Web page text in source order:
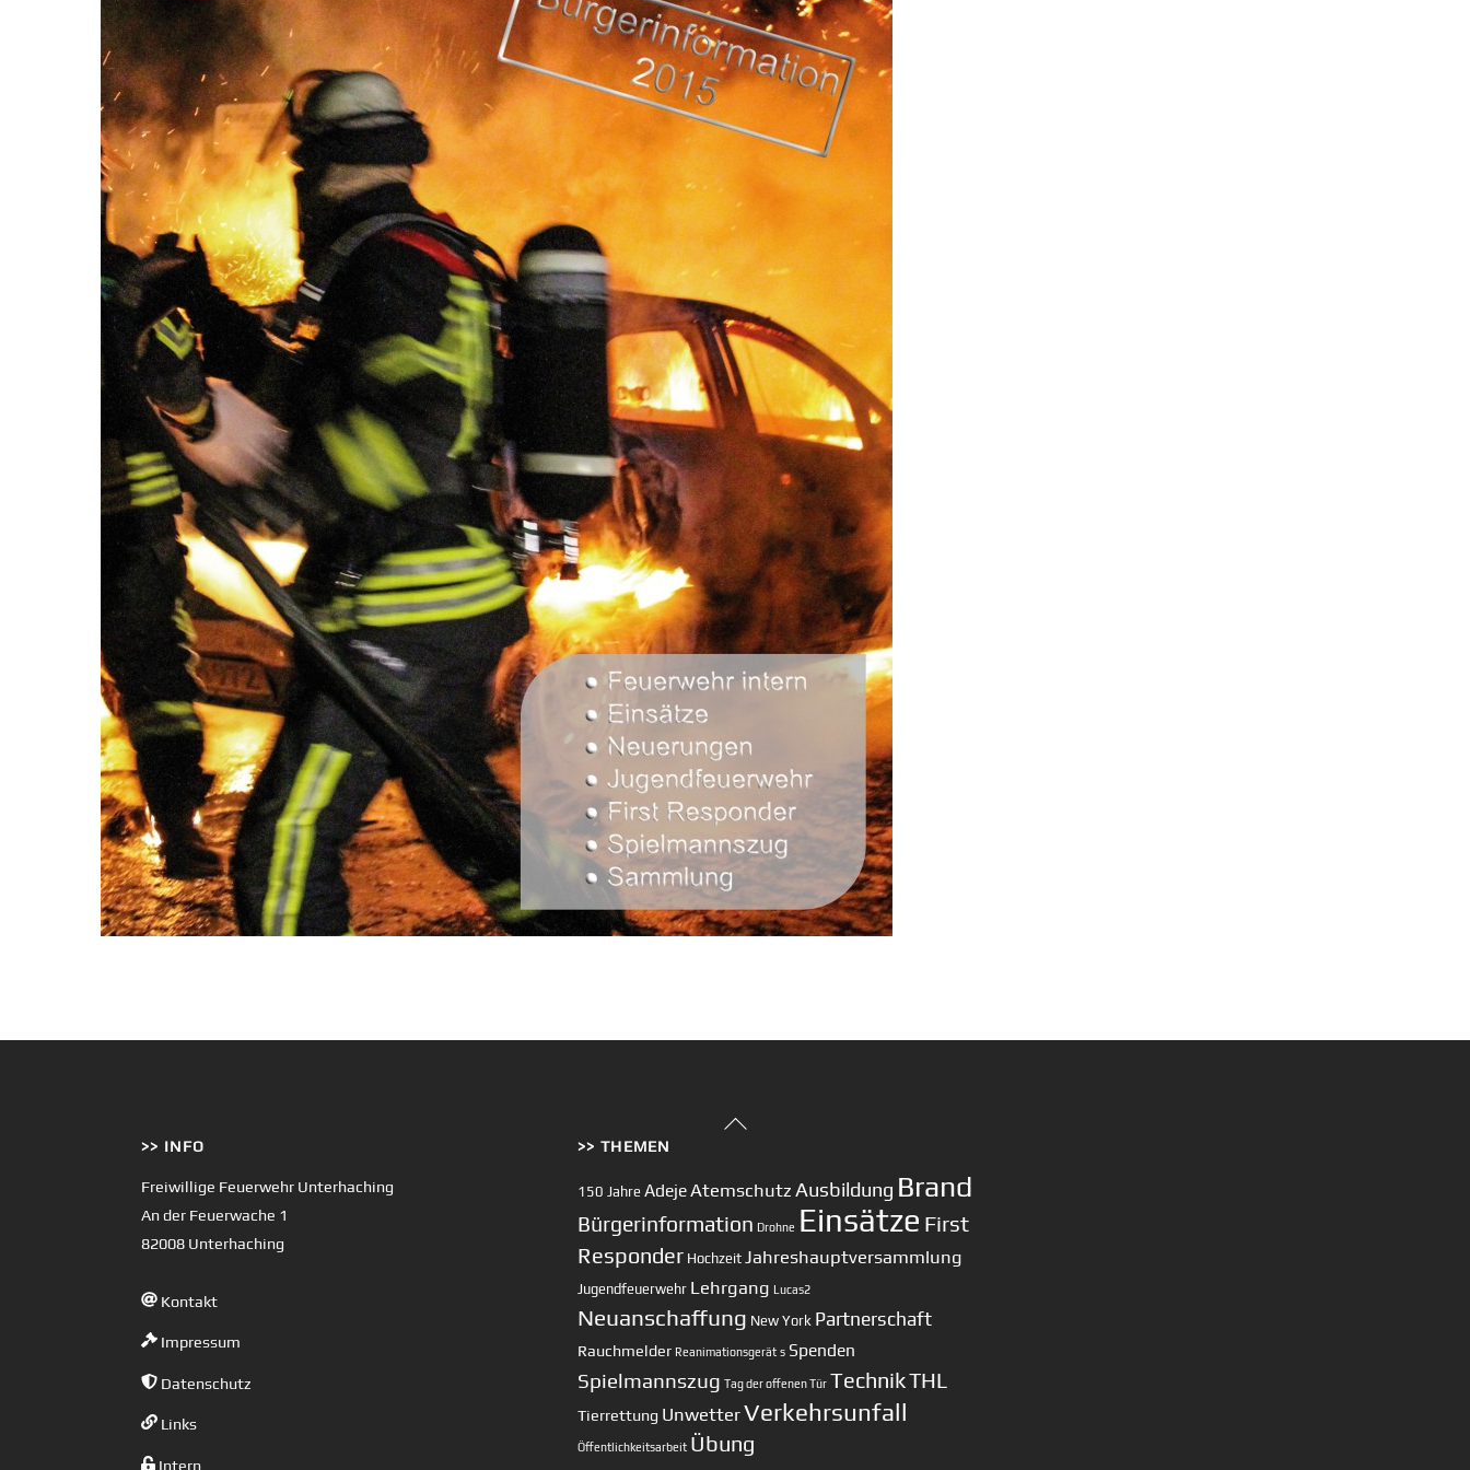
Back
>> INFO
Freiwillige Feuerwehr Unterhaching
An der Feuerwache 1
82008 Unterhaching
Kontakt
Impressum
Datenschutz
Links
Intern
>> THEMEN
150 Jahre AdejeAtemschutz Ausbildung Brand
Bürgerinformation Drohne Einsätze First
Responder Hochzeit Jahreshauptversammlung
Jugendfeuerwehr Lehrgang Lucas2
Neuanschaffung New York Partnerschaft
Rauchmelder Reanimationsgerät s Spenden
Spielmannszug Tag der offenen Tür TechnikTHL
Tierrettung UnwetterVerkehrsunfall
Öffentlichkeitsarbeit Übung